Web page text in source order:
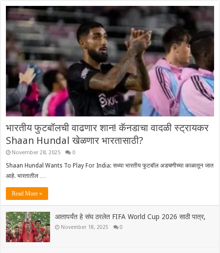
भारतीय फुटबॉलची वाढणार शान! कॅनडाचा वादळी स्ट्रायकर
Shaan Hundal खेळणार भारतासाठी?
November 28, 2025 0
Shaan Hundal Wants To Play For India: सध्या भारतीय फुटबॉल अडचणीच्या काळातून जात
आहे. भारतातील …
Read More »
आतापर्यंत हे संघ ठरलेत FIFA World Cup 2026 साठी पात्र,
November 18, 2025 0